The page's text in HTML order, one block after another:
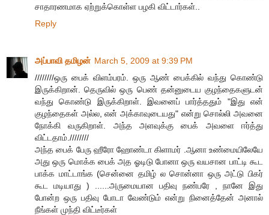
சாதாரணமாக ஏற்றுக்கொள்ள பழகி விட்டார்கள்..
Reply
அப்பாவி தமிழன் March 5, 2009 at 9:39 PM
////////ஒரு பைக் விளம்பரம். ஒரு ஆண் பைக்கில் வந்து கொண்டு
இருக்கிறான். தெருவில் ஒரு பெண் தன்னுடைய குழந்தைகளுடன்
வந்து கொண்டு இருக்கிறாள். இவனைப் பார்த்ததும் "இது என்
குழந்தைகள் அல்ல, என் அக்காவுடையது" என்று சொல்லி அவனை
நோக்கி வருகிறாள். அந்த அளவுக்கு பைக் அவளை ஈர்த்து
விட்டதாம்.////////
அந்த பைக் பேரு ஹீரோ ஹோண்டா கிளாமர் .ஆனா உண்மையிலேயே
அது ஒரு மொக்க பைக் அத ஓடிடு போனா ஒரு வயசான பாட்டி கூட
பாக்க மாட்டாங்க (சென்னை தமிழ் ல சொன்னா ஒரு அட்டு பிகர்
கூட மடியாது ) ......அருமையான பதிவு நண்பரே , நானே இது
போன்ற ஒரு பதிவு போடா வேண்டும் என்று நினைத்தேன் அனால்
நீங்கள் முந்தி விட்டீர்கள்